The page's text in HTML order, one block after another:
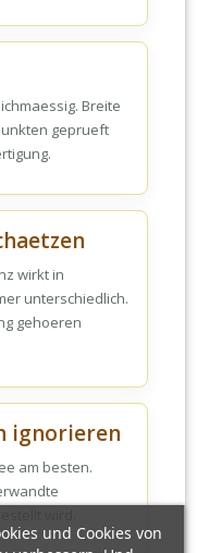
Breite
geprueft
wirkt in
unterschiedlich.
gehoeren
ignorieren
am besten.
und Cookies von